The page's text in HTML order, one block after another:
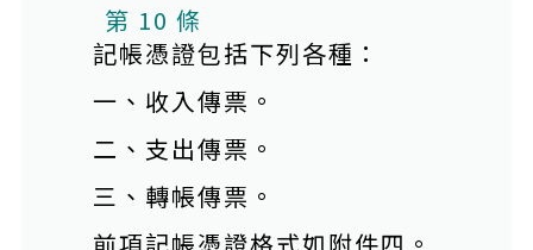
本條文有附件
第 10 條
記帳憑證包括下列各種：
一、收入傳票。
二、支出傳票。
三、轉帳傳票。